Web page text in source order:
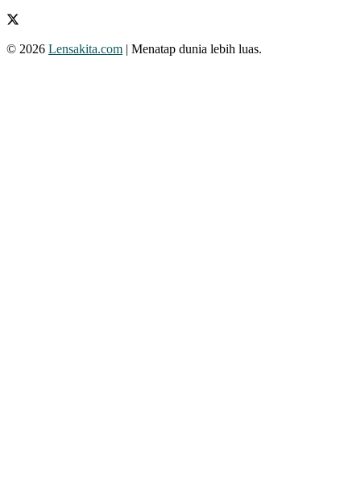
© 2026 Lensakita.com | Menatap dunia lebih luas.